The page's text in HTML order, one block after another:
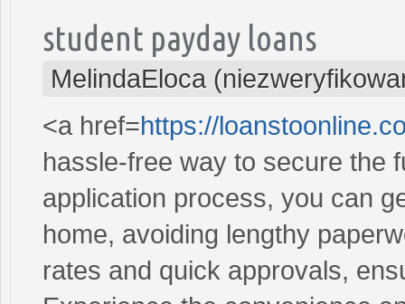
student payday loans
MelindaEloca
<a href=https://
hassle-free way to secure the
application process, you can
home, avoiding lengthy
rates and quick approvals,